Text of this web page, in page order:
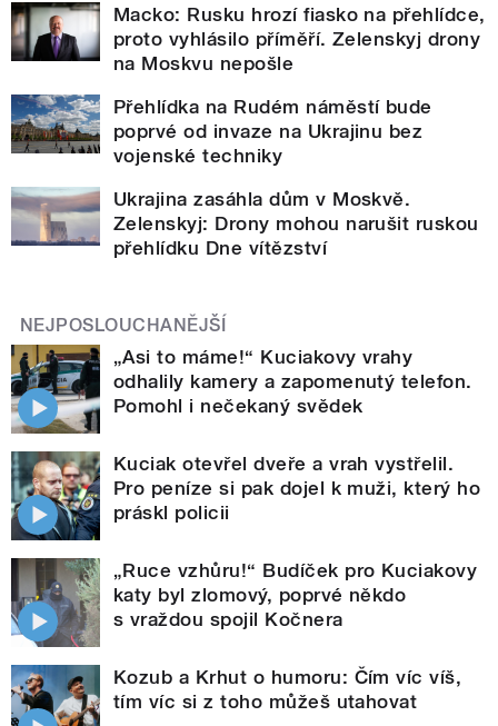
Macko: Rusku hrozí fiasko na přehlídce,
proto vyhlásilo příměří. Zelenskyj drony
na Moskvu nepošle
Přehlídka na Rudém náměstí bude
poprvé od invaze na Ukrajinu bez
vojenské techniky
Ukrajina zasáhla dům v Moskvě.
Zelenskyj: Drony mohou narušit ruskou
přehlídku Dne vítězství
NEJPOSLOUCHANĚJŠÍ
„Asi to máme!“ Kuciakovy vrahy
odhalily kamery a zapomenutý telefon.
Pomohl i nečekaný svědek
Kuciak otevřel dveře a vrah vystřelil.
Pro peníze si pak dojel k muži, který ho
práskl policii
„Ruce vzhůru!“ Budíček pro Kuciakovy
katy byl zlomový, poprvé někdo
s vraždou spojil Kočnera
Kozub a Krhut o humoru: Čím víc víš,
tím víc si z toho můžeš utahovat